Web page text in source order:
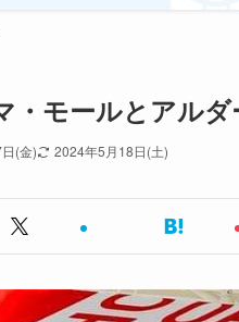
・モールとアル
(金) 2024年5月18日(土)